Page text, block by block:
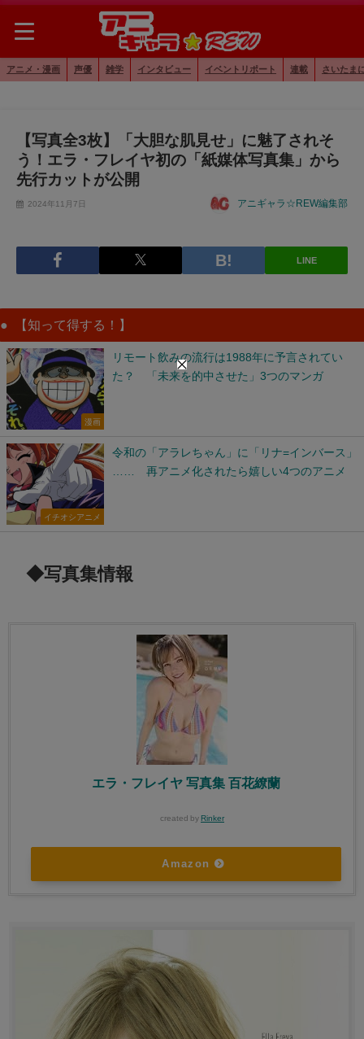
アニメ・漫画 声優 雑学 インタビュー イベントリポート 連載 さいたま
【写真全3枚】「大胆な肌見せ」に魅了されそ
う！エラ・フレイヤ初の「紙媒体写真集」から
先行カットが公開
2024年11月7日 アニギャラ☆REW編集部
LINE
【知って得する！】
漫画
リモート飲みの流行は1988年に予言されてい
た？ 「未来を的中させた」3つのマンガ
イチオシアニメ
令和の「アラレちゃん」に「リナ=インバース」
…… 再アニメ化されたら嬉しい4つのアニメ
◆写真集情報
エラ・フレイヤ 写真集 百花繚蘭
created by Rinker
Amazon